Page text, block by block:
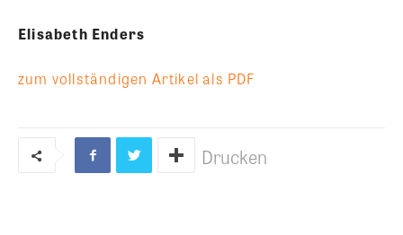
Elisabeth Enders
zum vollständigen Artikel als PDF
Drucken